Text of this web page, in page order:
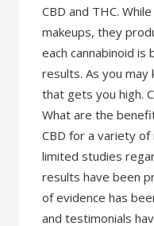
CBD and THC.
makeups, they
each cannabinoid
results. As you may
that gets you high.
What are the
CBD for a variety
limited studies
results have been
of evidence has
and testimonials